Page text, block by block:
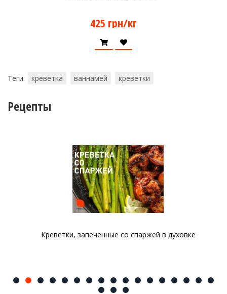
425 грн/кг
Теги: креветка ваннамей креветки
Рецепты
Креветки, запеченные со спаржей в духовке